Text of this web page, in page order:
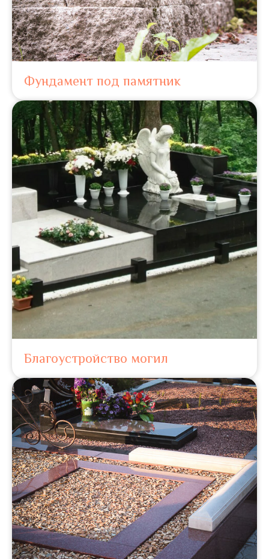
Фундамент под памятник
Благоустройство могил